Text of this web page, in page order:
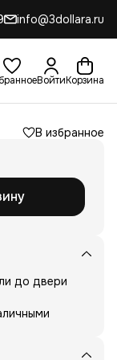
info@3dollara.ru
ВойтиКорзина
В избранное
до двери